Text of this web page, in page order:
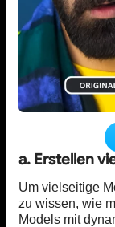
a. Erstellen
Um vielseitige
zu wissen, wie
Models mit